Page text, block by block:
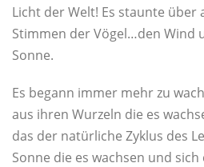
Licht der Welt! Es staunte über
Stimmen der Vögel…den Wind
Sonne.
Es begann immer mehr zu
aus ihren Wurzeln die es
das der natürliche Zyklus des
Sonne die es wachsen und